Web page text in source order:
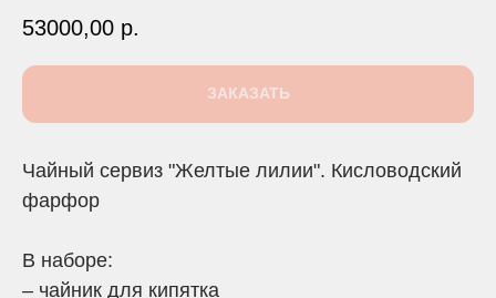
53000,00 р.
ЗАКАЗАТЬ
Чайный сервиз "Желтые лилии". Кисловодский
фарфор
В наборе:
– чайник для кипятка